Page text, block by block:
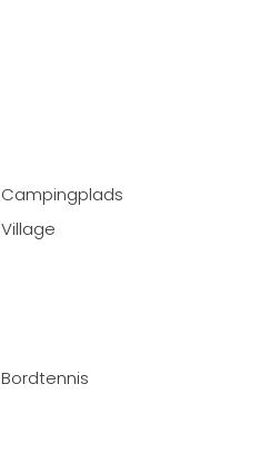
Campingplads
Village
Bordtennis